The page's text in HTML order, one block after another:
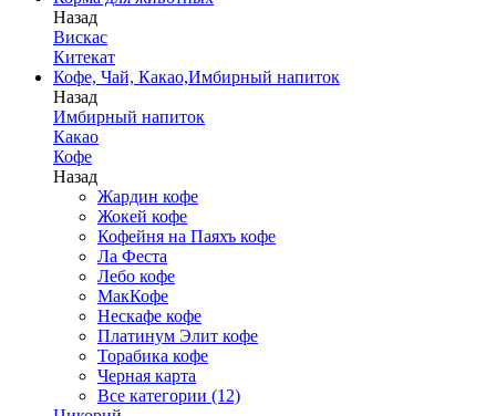
Назад
Вискас
Китекат
Кофе, Чай, Какао,Имбирный напиток
Назад
Имбирный напиток
Какао
Кофе
Назад
Жардин кофе
Жокей кофе
Кофейня на Паяхъ кофе
Ла Феста
Лебо кофе
МакКофе
Нескафе кофе
Платинум Элит кофе
Торабика кофе
Черная карта
Все категории (12)